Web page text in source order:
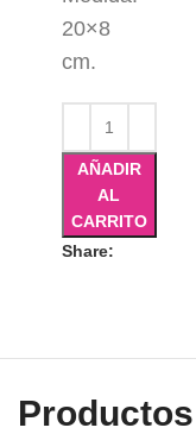
20×8
cm.
AÑADIR
AL
CARRITO
Share: